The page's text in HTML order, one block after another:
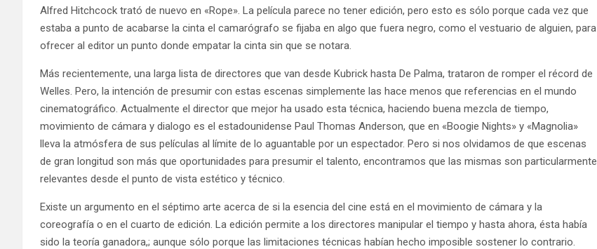
Alfred Hitchcock trató de nuevo en «Rope». La película parece no tener edición, pero esto es sólo porque cada vez que
estaba a punto de acabarse la cinta el camarógrafo se fijaba en algo que fuera negro, como el vestuario de alguien, para
ofrecer al editor un punto donde empatar la cinta sin que se notara.
Más recientemente, una larga lista de directores que van desde Kubrick hasta De Palma, trataron de romper el récord de
Welles. Pero, la intención de presumir con estas escenas simplemente las hace menos que referencias en el mundo
cinematográfico. Actualmente el director que mejor ha usado esta técnica, haciendo buena mezcla de tiempo,
movimiento de cámara y dialogo es el estadounidense Paul Thomas Anderson, que en «Boogie Nights» y «Magnolia»
lleva la atmósfera de sus películas al límite de lo aguantable por un espectador. Pero si nos olvidamos de que escenas
de gran longitud son más que oportunidades para presumir el talento, encontramos que las mismas son particularmente
relevantes desde el punto de vista estético y técnico.
Existe un argumento en el séptimo arte acerca de si la esencia del cine está en el movimiento de cámara y la
coreografía o en el cuarto de edición. La edición permite a los directores manipular el tiempo y hasta ahora, ésta había
sido la teoría ganadora,; aunque sólo porque las limitaciones técnicas habían hecho imposible sostener lo contrario.